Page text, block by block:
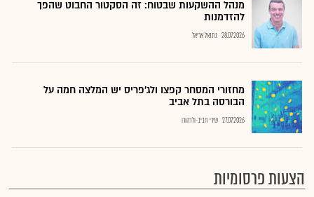
מנהל ההשקעות שבטוח: זה הסקטור החבוט שהפך
להזדמנות
28.07.2026 נתנאל אריאל
מחזורי המסחר קפצו ולג'פריס יש המלצה חמה על
הבורסה בתל אביב
27.07.2026 שירי חביב-ולדהורן
הצעות פרסומיות